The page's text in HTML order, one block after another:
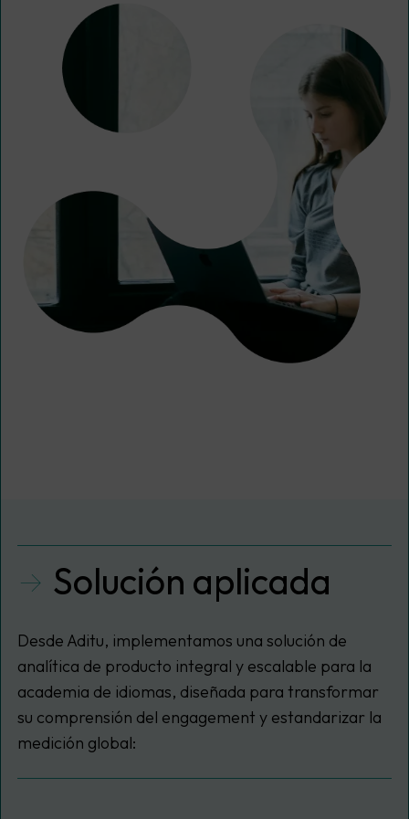
Solución aplicada
Desde Aditu, implementamos una solución de
analítica de producto integral y escalable para la
academia de idiomas, diseñada para transformar
su comprensión del engagement y estandarizar la
medición global: